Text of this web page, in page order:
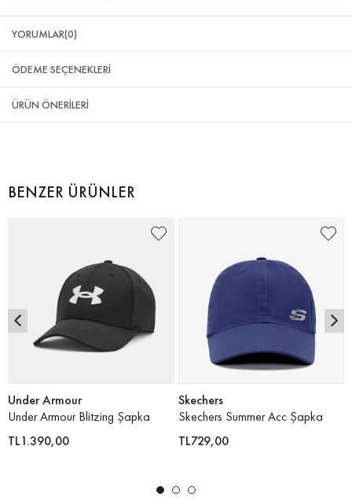
YORUMLAR(0)
ÖDEME SEÇENEKLERI
ÜRÜN ÖNERILERI
BENZER ÜRÜNLER
Under Armour
Under Armour Blitzing Şapka
TL1.390,00
Skechers
Skechers Summer Acc Şapka
TL729,00